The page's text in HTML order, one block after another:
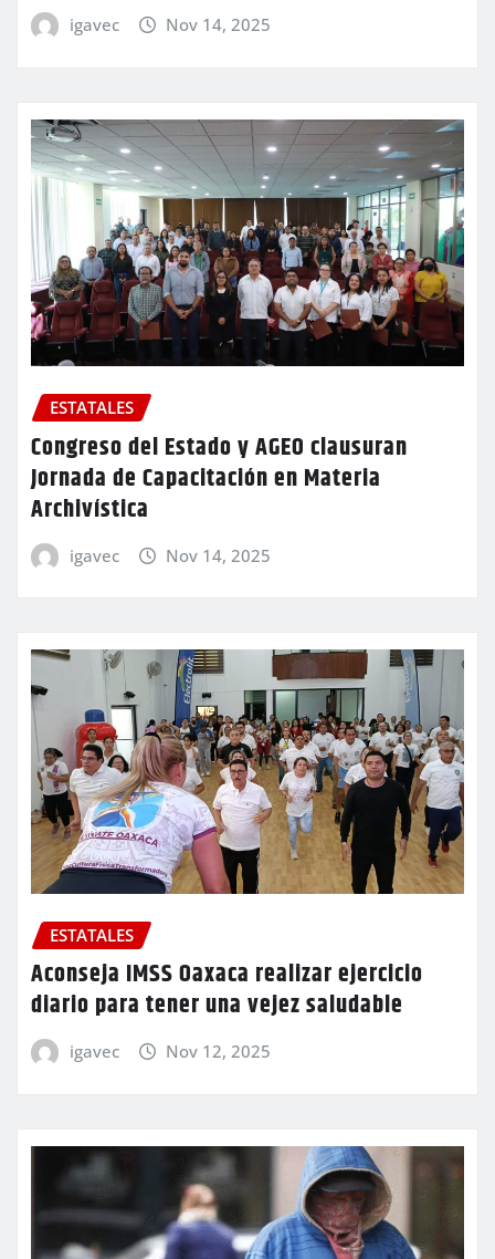
igavec Nov 14, 2025
ESTATALES
Congreso del Estado y AGEO clausuran
Jornada de Capacitación en Materia
Archivística
igavec Nov 14, 2025
ESTATALES
Aconseja IMSS Oaxaca realizar ejercicio
diario para tener una vejez saludable
igavec Nov 12, 2025